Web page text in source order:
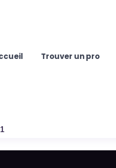
Trouver un pro